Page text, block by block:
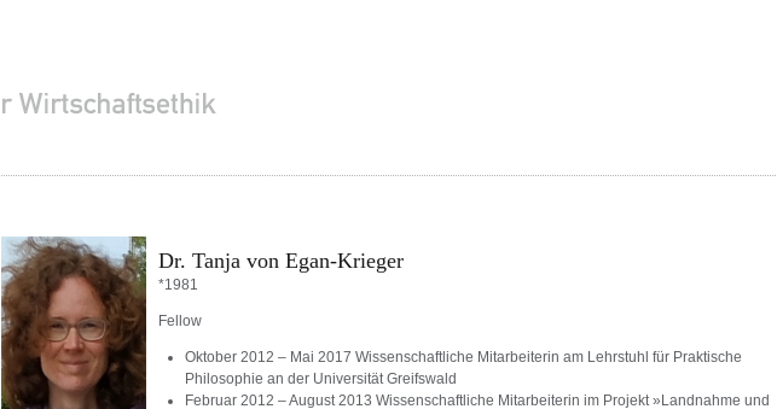
Dr. Tanja von Egan-Krieger
*1981
Fellow
Oktober 2012 – Mai 2017 Wissenschaftliche Mitarbeiterin am Lehrstuhl für Praktische
Philosophie an der Universität Greifswald
Februar 2012 – August 2013 Wissenschaftliche Mitarbeiterin im Projekt »Landnahme und